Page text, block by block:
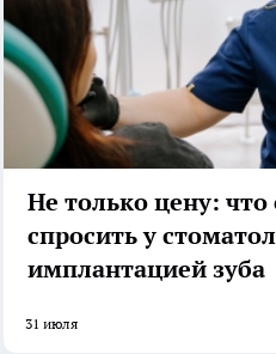
Не только цену:
спросить у
имплантацией зуба
31 июля